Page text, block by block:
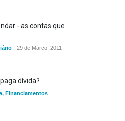
- as contas que
29 de Março, 2011
dívida?
, Financiamentos